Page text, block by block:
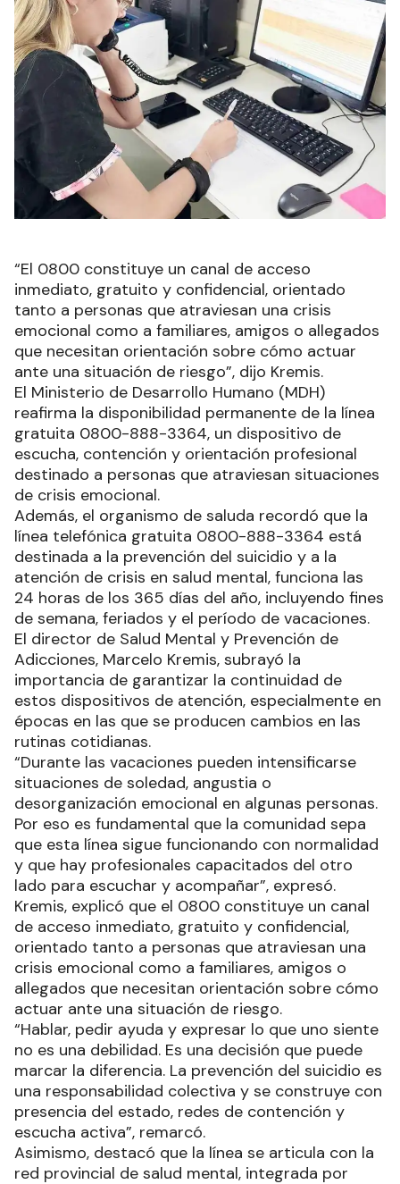
“El 0800 constituye un canal de acceso
inmediato, gratuito y confidencial, orientado
tanto a personas que atraviesan una crisis
emocional como a familiares, amigos o allegados
que necesitan orientación sobre cómo actuar
ante una situación de riesgo”, dijo Kremis.
El Ministerio de Desarrollo Humano (MDH)
reafirma la disponibilidad permanente de la línea
gratuita 0800-888-3364, un dispositivo de
escucha, contención y orientación profesional
destinado a personas que atraviesan situaciones
de crisis emocional.
Además, el organismo de saluda recordó que la
línea telefónica gratuita 0800-888-3364 está
destinada a la prevención del suicidio y a la
atención de crisis en salud mental, funciona las
24 horas de los 365 días del año, incluyendo fines
de semana, feriados y el período de vacaciones.
El director de Salud Mental y Prevención de
Adicciones, Marcelo Kremis, subrayó la
importancia de garantizar la continuidad de
estos dispositivos de atención, especialmente en
épocas en las que se producen cambios en las
rutinas cotidianas.
“Durante las vacaciones pueden intensificarse
situaciones de soledad, angustia o
desorganización emocional en algunas personas.
Por eso es fundamental que la comunidad sepa
que esta línea sigue funcionando con normalidad
y que hay profesionales capacitados del otro
lado para escuchar y acompañar”, expresó.
Kremis, explicó que el 0800 constituye un canal
de acceso inmediato, gratuito y confidencial,
orientado tanto a personas que atraviesan una
crisis emocional como a familiares, amigos o
allegados que necesitan orientación sobre cómo
actuar ante una situación de riesgo.
“Hablar, pedir ayuda y expresar lo que uno siente
no es una debilidad. Es una decisión que puede
marcar la diferencia. La prevención del suicidio es
una responsabilidad colectiva y se construye con
presencia del estado, redes de contención y
escucha activa”, remarcó.
Asimismo, destacó que la línea se articula con la
red provincial de salud mental, integrada por